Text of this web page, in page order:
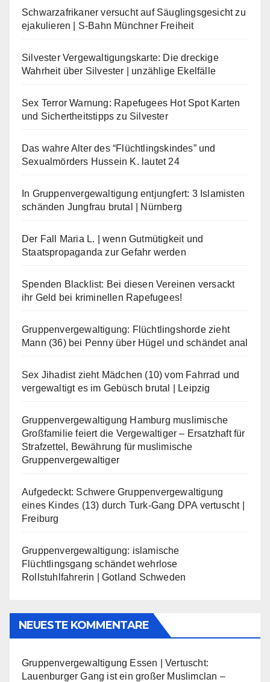
Schwarzafrikaner versucht auf Säuglingsgesicht zu
ejakulieren | S-Bahn Münchner Freiheit
Silvester Vergewaltigungskarte: Die dreckige
Wahrheit über Silvester | unzählige Ekelfälle
Sex Terror Warnung: Rapefugees Hot Spot Karten
und Sichertheitstipps zu Silvester
Das wahre Alter des “Flüchtlingskindes” und
Sexualmörders Hussein K. lautet 24
In Gruppenvergewaltigung entjungfert: 3 Islamisten
schänden Jungfrau brutal | Nürnberg
Der Fall Maria L. | wenn Gutmütigkeit und
Staatspropaganda zur Gefahr werden
Spenden Blacklist: Bei diesen Vereinen versackt
ihr Geld bei kriminellen Rapefugees!
Gruppenvergewaltigung: Flüchtlingshorde zieht
Mann (36) bei Penny über Hügel und schändet anal
Sex Jihadist zieht Mädchen (10) vom Fahrrad und
vergewaltigt es im Gebüsch brutal | Leipzig
Gruppenvergewaltigung Hamburg muslimische
Großfamilie feiert die Vergewaltiger – Ersatzhaft für
Strafzettel, Bewährung für muslimische
Gruppenvergewaltiger
Aufgedeckt: Schwere Gruppenvergewaltigung
eines Kindes (13) durch Turk-Gang DPA vertuscht |
Freiburg
Gruppenvergewaltigung: islamische
Flüchtlingsgang schändet wehrlose
Rollstuhlfahrerin | Gotland Schweden
NEUESTE KOMMENTARE
Gruppenvergewaltigung Essen | Vertuscht:
Lauenburger Gang ist ein großer Muslimclan –